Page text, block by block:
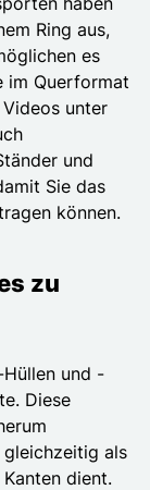
Ring aus,
es
im Querformat
unter
und
Sie das
können.
zu
und -
Diese
als
dient.